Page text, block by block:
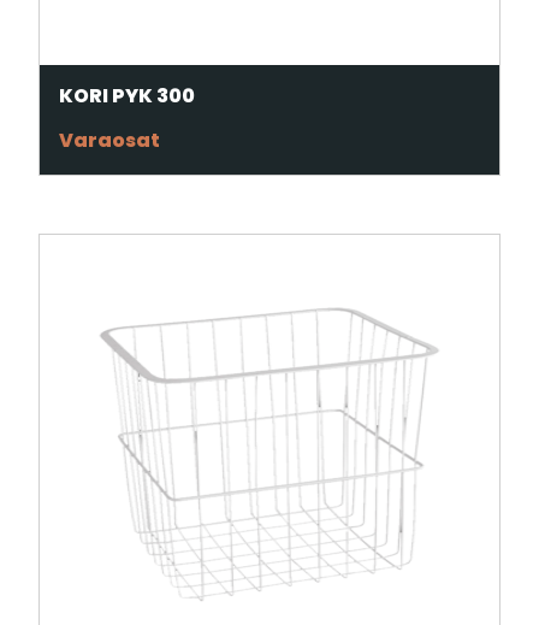
KORI PYK 300
Varaosat